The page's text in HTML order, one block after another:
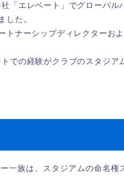
「エレベート」でグローバル
した。
トナーシップディレクターお
での経験がクラブのスタジア
一族は、スタジアムの命名権